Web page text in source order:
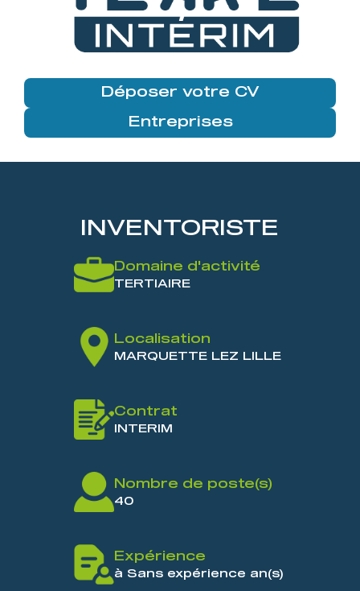
Déposer votre CV
Entreprises
INVENTORISTE
Domaine d'activité
TERTIAIRE
Localisation
MARQUETTE LEZ LILLE
Contrat
INTERIM
Nombre de poste(s)
40
Expérience
à Sans expérience an(s)